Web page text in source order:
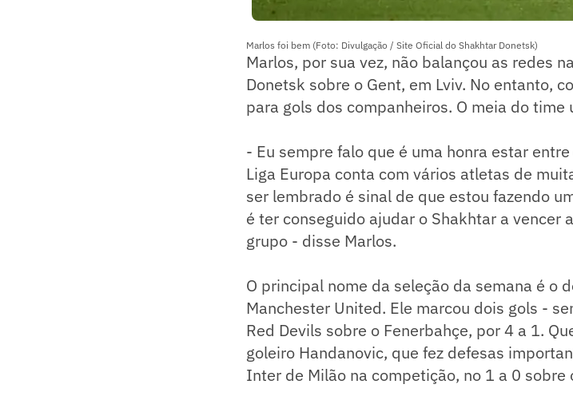
Marlos foi bem (Foto: Divulgação / Site Oficial do Shakhtar Donetsk)
Marlos, por sua vez, não balançou as redes
Donetsk sobre o Gent, em Lviv. No entanto,
para gols dos companheiros. O meia do
- Eu sempre falo que é uma honra estar
Liga Europa conta com vários atletas de
ser lembrado é sinal de que estou fazendo
é ter conseguido ajudar o Shakhtar a vencer
grupo - disse Marlos.
O principal nome da seleção da semana é o
Manchester United. Ele marcou dois gols -
Red Devils sobre o Fenerbahçe, por 4 a 1.
goleiro Handanovic, que fez defesas
Inter de Milão na competição, no 1 a 0 sobre